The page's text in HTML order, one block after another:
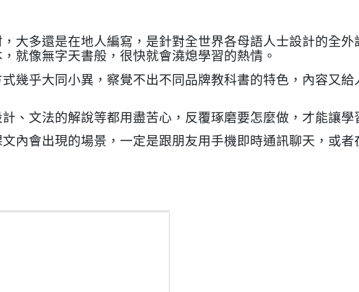
大多還是在地人編寫，是針對全世界各母語人士設計的全
就像無字天書般，很快就會澆熄學習的熱情。
幾乎大同小異，察覺不出不同品牌教科書的特色，內容又
、文法的解說等都用盡苦心，反覆琢磨要怎麼做，才能讓學
內會出現的場景，一定是跟朋友用手機即時通訊聊天，或